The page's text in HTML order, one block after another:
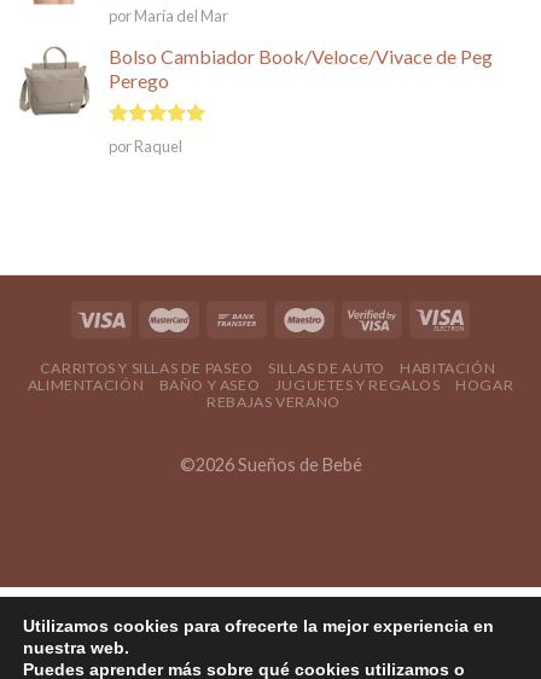
Valorado
en
5
por María del Mar
Bolso Cambiador Book/Veloce/Vivace de Peg
Perego
Valorado en
5
de 5
por Raquel
CARRITOS Y SILLAS DE PASEO SILLAS DE AUTO
HABITACIÓN
ALIMENTACIÓN
BAÑO Y ASEO JUGUETES Y REGALOS
HOGAR
REBAJAS VERANO
©2026 Sueños de Bebé
Utilizamos cookies para ofrecerte la mejor experiencia en
nuestra web.
Puedes aprender más sobre qué cookies utilizamos o